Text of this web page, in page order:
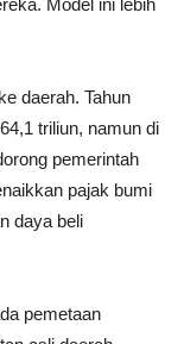
daerah. Tahun
triliun, namun di
pemerintah
pajak bumi
daya beli
pemetaan